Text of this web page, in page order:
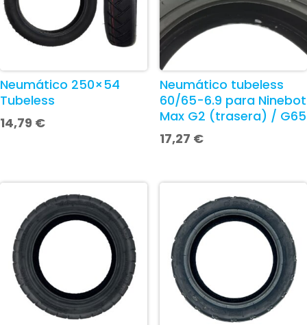
Neumático 250×54
Tubeless
14,79 €
Neumático tubeless
60/65-6.9 para Ninebot
Max G2 (trasera) / G65
17,27 €